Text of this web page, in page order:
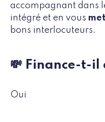
accompagnant dans
intégré et en vous
bons interlocuteurs.
💸 Finance-t-il
Oui